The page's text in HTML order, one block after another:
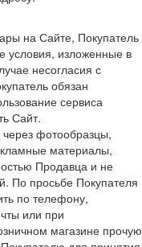
на Сайте, Покупатель
условия, изложенные в
несогласия с
обязан
сервиса
Сайт.
фотообразцы,
материалы,
Продавца и не
По просьбе Покупателя
по телефону,
или при
магазине прочую